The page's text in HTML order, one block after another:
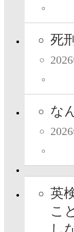
死
な
英
こ